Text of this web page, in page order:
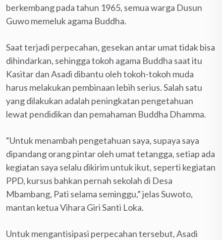
berkembang pada tahun 1965, semua warga Dusun
Guwo memeluk agama Buddha.
Saat terjadi perpecahan, gesekan antar umat tidak bisa
dihindarkan, sehingga tokoh agama Buddha saat itu
Kasitar dan Asadi dibantu oleh tokoh-tokoh muda
harus melakukan pembinaan lebih serius. Salah satu
yang dilakukan adalah peningkatan pengetahuan
lewat pendidikan dan pemahaman Buddha Dhamma.
“Untuk menambah pengetahuan saya, supaya saya
dipandang orang pintar oleh umat tetangga, setiap ada
kegiatan saya selalu dikirim untuk ikut, seperti kegiatan
PPD, kursus bahkan pernah sekolah di Desa
Mbambang, Pati selama seminggu,” jelas Suwoto,
mantan ketua Vihara Giri Santi Loka.
Untuk mengantisipasi perpecahan tersebut, Asadi